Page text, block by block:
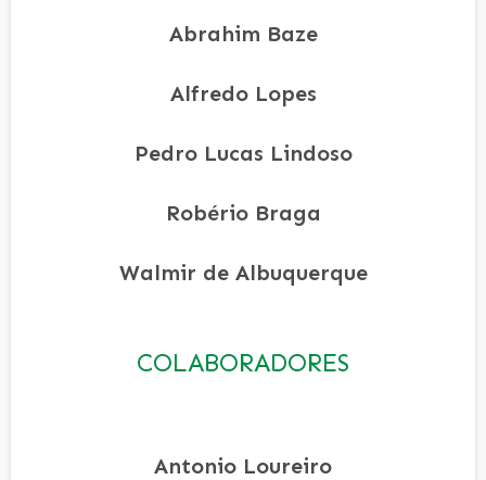
Abrahim Baze
Alfredo Lopes
Pedro Lucas Lindoso
Robério Braga
Walmir de Albuquerque
COLABORADORES
Antonio Loureiro